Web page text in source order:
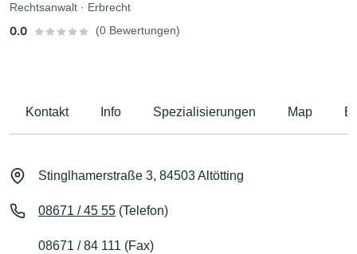
Rechtsanwalt · Erbrecht
0.0 (0 Bewertungen)
Kontakt Info Spezialisierungen Map
Stinglhamerstraße 3, 84503 Altötting
08671 / 45 55 (Telefon)
08671 / 84 111 (Fax)